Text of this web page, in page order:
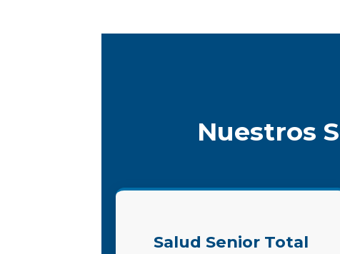
Nuestros
Salud Senior Total